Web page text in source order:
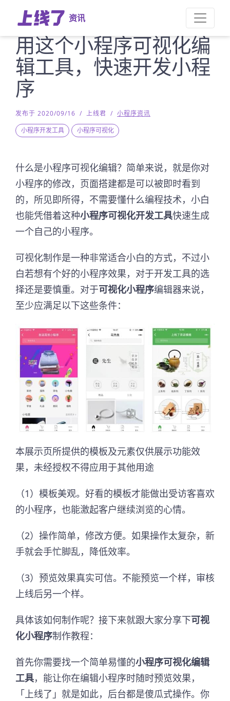
资讯
用这个小程序可视化编
辑工具，快速开发小程
序
发布于 2020/09/16 / 上线君 / 小程序资讯
小程序开发工具
小程序可视化
什么是小程序可视化编辑？简单来说，就是你对
小程序的修改，页面搭建都是可以被即时看到
的，所见即所得，不需要懂什么编程技术，小白
也能凭借着这种小程序可视化开发工具快速生成
一个自己的小程序。
可视化制作是一种非常适合小白的方式，不过小
白若想有个好的小程序效果，对于开发工具的选
择还是要慎重。对于可视化小程序编辑器来说，
至少应满足以下这些条件：
本展示页所提供的模板及元素仅供展示功能效
果，未经授权不得应用于其他用途
（1）模板美观。好看的模板才能做出受访客喜欢
的小程序，也能激起客户继续浏览的心情。
（2）操作简单，修改方便。如果操作太复杂，新
手就会手忙脚乱，降低效率。
（3）预览效果真实可信。不能预览一个样，审核
上线后另一个样。
具体该如何制作呢？接下来就跟大家分享下可视
化小程序制作教程：
首先你需要找一个简单易懂的小程序可视化编辑
工具，能让你在编辑小程序时随时预览效果，
「上线了」就是如此，后台都是傻瓜式操作。你